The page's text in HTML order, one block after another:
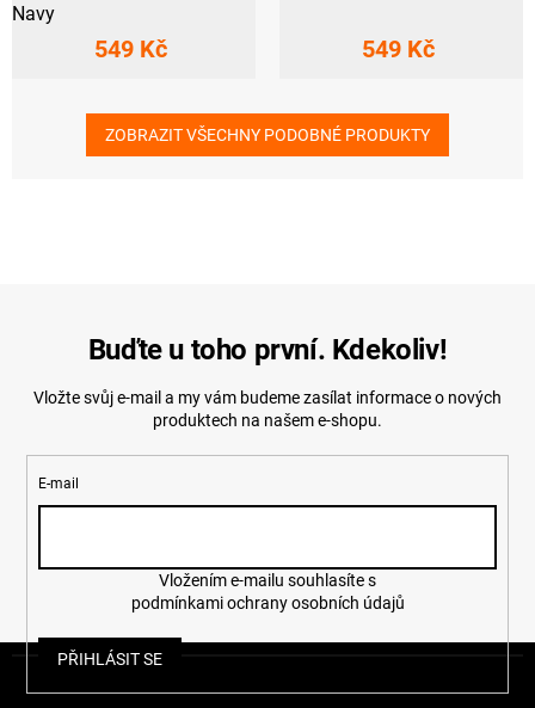
Navy
549 Kč 549 Kč
ZOBRAZIT VŠECHNY PODOBNÉ PRODUKTY
Buďte u toho první. Kdekoliv!
Vložte svůj e-mail a my vám budeme zasílat informace o nových
produktech na našem e-shopu.
E-mail
podmínkami ochrany osobních údajů
PŘIHLÁSIT SE